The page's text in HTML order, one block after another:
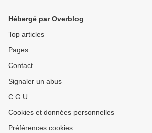
Hébergé par Overblog
Top articles
Pages
Contact
Signaler un abus
C.G.U.
Cookies et données personnelles
Préférences cookies